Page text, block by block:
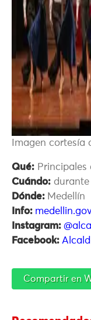
Imagen cortesía
Qué:
Cuándo: durante
Dónde: Medellín
Info:
Instagram:
Facebook:
Compartir en